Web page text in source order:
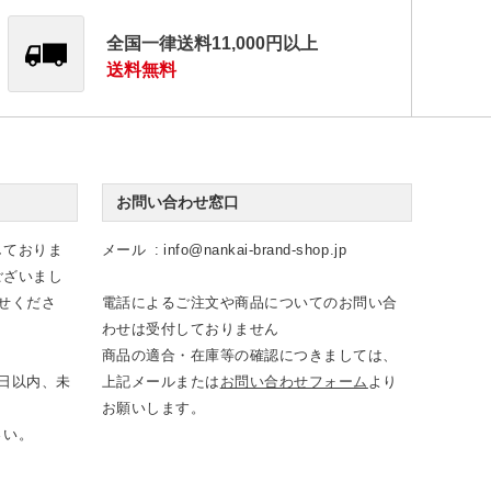
全国一律送料11,000円以上
送料無料
おりま
いまし
くださ
以内、未
。
お問い合わせ窓口
メール info@nankai-brand-shop.jp
電話によるご注文や商品についてのお問い合
わせは受付しておりません
商品の適合・在庫等の確認につきましては、
上記メールまたは お問い合わせフォーム より
お願いします。